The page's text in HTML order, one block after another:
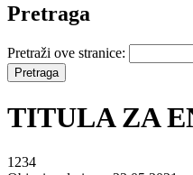
Pretraga
Pretraži ove stranice:
TITULA ZA
1234